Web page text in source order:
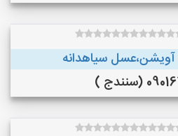
سیاهدانه
(سنندج )